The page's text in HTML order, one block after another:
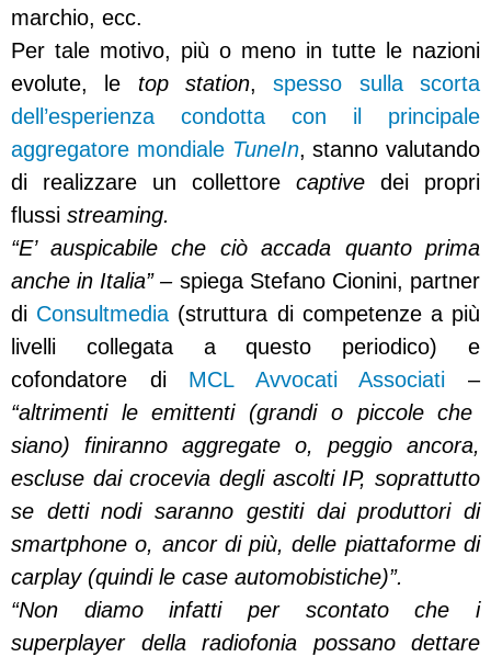
marchio, ecc.
Per tale motivo, più o meno in tutte le nazioni
evolute, le top station,spesso sulla scorta
dell’esperienza condotta con il principale
aggregatore mondiale TuneIn, stanno valutando
di realizzare un collettore captive dei propri
flussi streaming.
“E’ auspicabile che ciò accada quanto prima
anche in Italia” – spiega Stefano Cionini, partner
di Consultmedia (struttura di competenze a più
livelli collegata a questo periodico) e
cofondatore di MCL Avvocati Associati –
“altrimenti le emittenti (grandi o piccole che
siano) finiranno aggregate o, peggio ancora,
escluse dai crocevia degli ascolti IP, soprattutto
se detti nodi saranno gestiti dai produttori di
smartphone o, ancor di più, delle piattaforme di
carplay (quindi le case automobistiche)”.
“Non diamo infatti per scontato che i
superplayer della radiofonia possano dettare